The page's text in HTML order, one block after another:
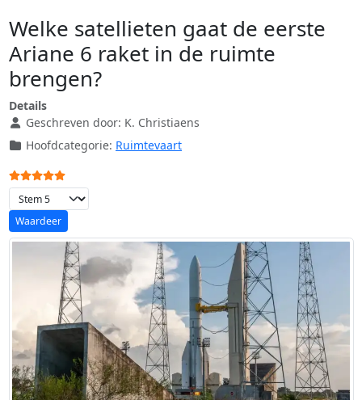
Welke satellieten gaat de eerste
Ariane 6 raket in de ruimte
brengen?
Details
Geschreven door: K. Christiaens
Hoofdcategorie: Ruimtevaart
Gebruikerswaardering:
Voeg waardering toe